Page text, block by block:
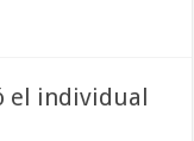
el individual